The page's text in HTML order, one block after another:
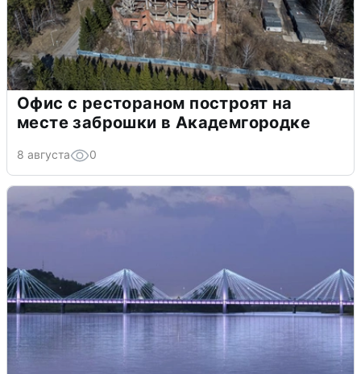
Офис с рестораном построят на
месте заброшки в Академгородке
8 августа 0